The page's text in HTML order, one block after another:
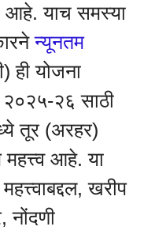
आहे. याच समस्या
न्यूनतम
ही योजना
२६ साठी
तूर (अरहर)
आहे. या
खरीप
नोंदणी